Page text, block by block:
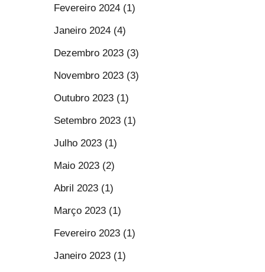
Fevereiro 2024 (1)
Janeiro 2024 (4)
Dezembro 2023 (3)
Novembro 2023 (3)
Outubro 2023 (1)
Setembro 2023 (1)
Julho 2023 (1)
Maio 2023 (2)
Abril 2023 (1)
Março 2023 (1)
Fevereiro 2023 (1)
Janeiro 2023 (1)